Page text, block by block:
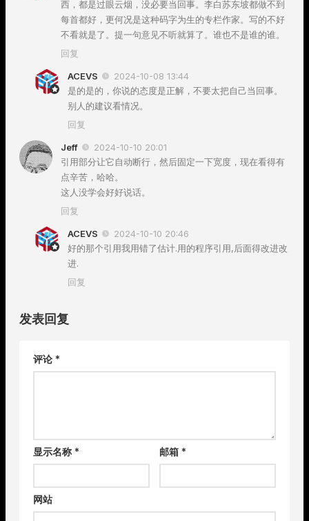
西，都是过眼云烟，没必要当回事。李白苏东坡都做不到
每首都好，更何况是这种码字为生的专栏作家。写的不好
不看就是了。提一句意见不听就算了。谁也不是谁的谁。
回复
ACEVS
2024-10-08 13:44
是的是的，你说的态度是正解，不要太把自己当回事。
别人的建议看情况。
回复
Jeff
2024-10-10 20:01
引用部分让它自动断行，然后固定一下宽度，现在看得有
点辛苦，哈哈。
这人没学会好好说话。
回复
ACEVS
2024-10-10 20:46
好的那个引用我用错了估计.用的程序引用,后面得改进改
进.
回复
发表回复
评论 *
显示名称 * 邮箱*
网站